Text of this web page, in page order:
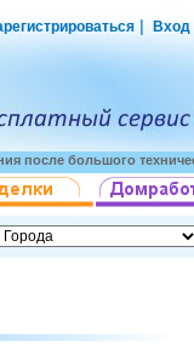
Вход
после большого